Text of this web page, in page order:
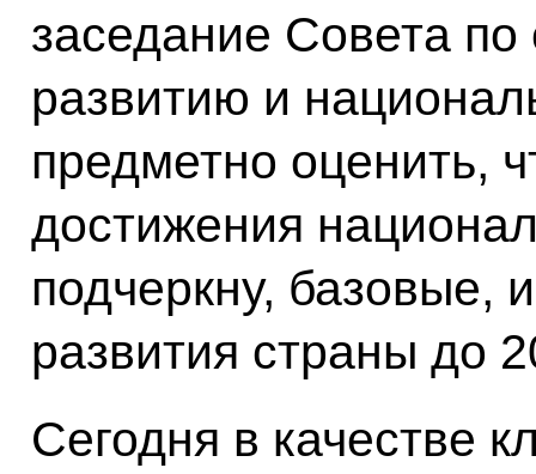
заседание Совета по
развитию и
предметно оценить,
достижения
подчеркну, базовые,
развития страны до
Сегодня в качестве